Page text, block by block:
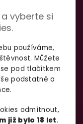
vyberte si
používáme,
Můžete
se pod tlačítkem
podstatné a
odmítnout,
již bylo 18 let.